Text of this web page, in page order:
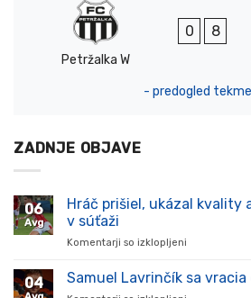
Petržalka W
0 8
- predogled
ZADNJE OBJAVE
06
Avg
Hráč prišiel, ukázal kvality
v súťaži
Komentarji so izklopljeni
prišiel,
04 Samuel Lavrinčík sa vracia